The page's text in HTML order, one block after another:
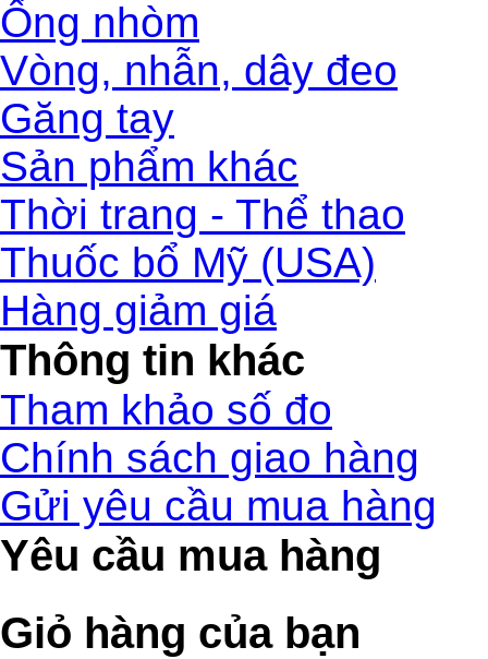
Ống nhòm
Vòng, nhẫn, dây đeo
Găng tay
Sản phẩm khác
Thời trang - Thể thao
Thuốc bổ Mỹ (USA)
Hàng giảm giá
Thông tin khác
Tham khảo số đo
Chính sách giao hàng
Gửi yêu cầu mua hàng
Yêu cầu mua hàng
Giỏ hàng của bạn